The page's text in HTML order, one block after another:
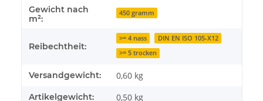
Gewicht nach
m²:
450 gramm
Reibechtheit:
>= 4 nass
DIN EN ISO 105-X12
>= 5 trocken
Versandgewicht: 0,60 kg
Artikelgewicht: 0,50 kg